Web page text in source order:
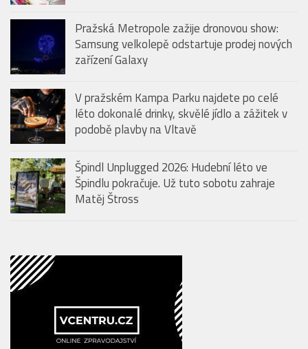
Pražská Metropole zažije dronovou show:
Samsung velkolepě odstartuje prodej nových
zařízení Galaxy
V pražském Kampa Parku najdete po celé
léto dokonalé drinky, skvělé jídlo a zážitek v
podobě plavby na Vltavě
Špindl Unplugged 2026: Hudební léto ve
Špindlu pokračuje. Už tuto sobotu zahraje
Matěj Štross